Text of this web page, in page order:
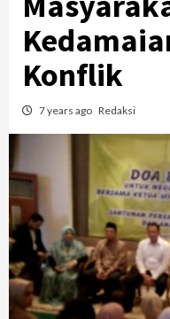
Konflik
7 years ago Redaksi